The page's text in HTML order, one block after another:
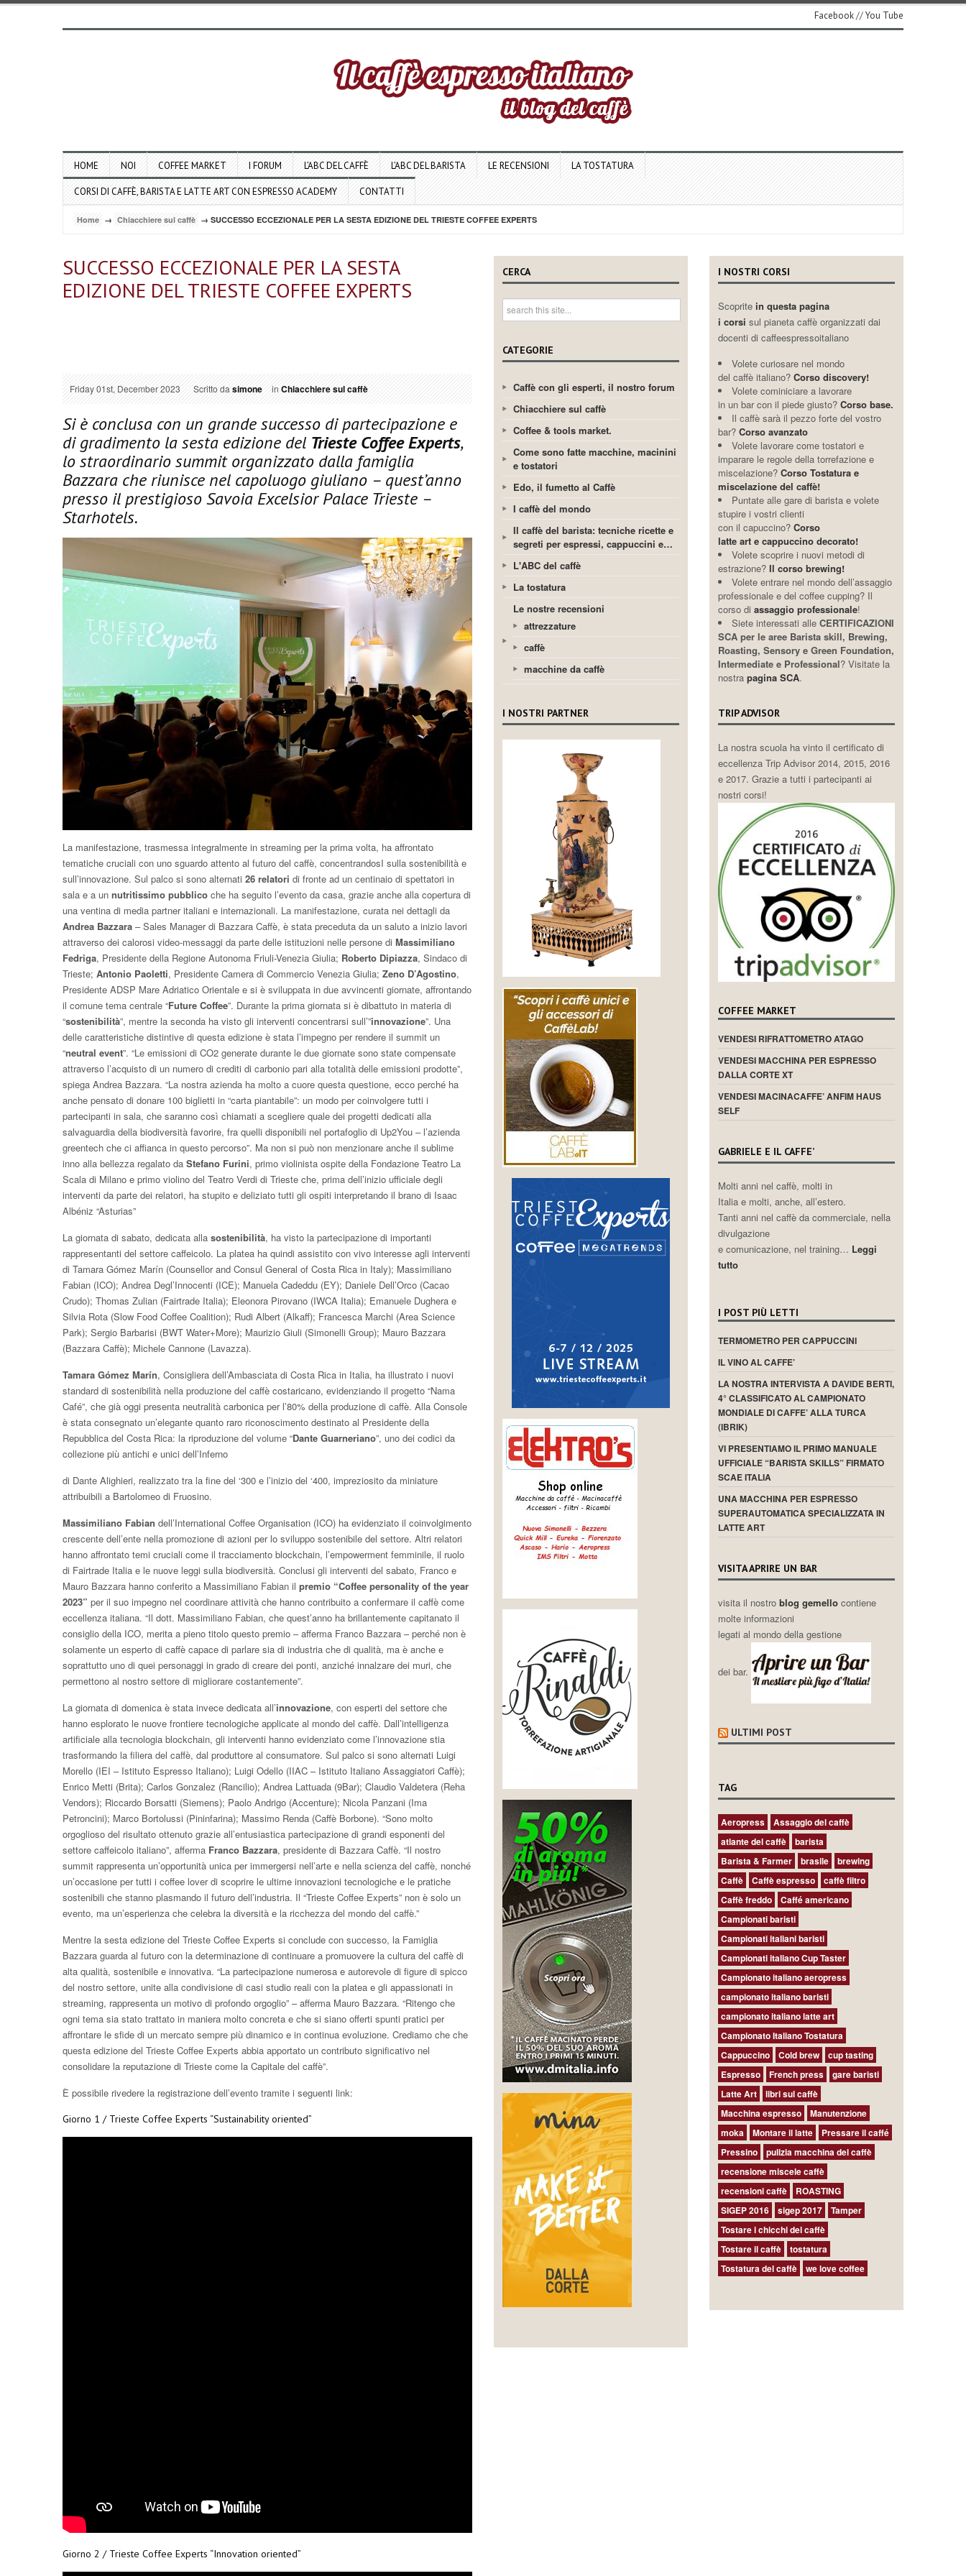
Facebook//You Tube
HOME NOI COFFEE MARKET I FORUM L’ABC DEL CAFFÈ L’ABC DEL BARISTA LE RECENSIONI LA TOSTATURA
CORSI DI CAFFÈ, BARISTA E LATTE ART CON ESPRESSO ACADEMY CONTATTI
Home → Chiacchiere sul caffè → SUCCESSO ECCEZIONALE PER LA SESTA EDIZIONE DEL TRIESTE COFFEE EXPERTS
SUCCESSO ECCEZIONALE PER LA SESTA
EDIZIONE DEL TRIESTE COFFEE EXPERTS
Friday 01st, December 2023 Scritto dasimone inChiacchiere sul caffè
Si è conclusa con un grande successo di partecipazione e
di gradimento la sesta edizione del Trieste Coffee Experts,
lo straordinario summit organizzato dalla famiglia
Bazzara che riunisce nel capoluogo giuliano – quest’anno
presso il prestigioso Savoia Excelsior Palace Trieste –
Starhotels.
La manifestazione, trasmessa integralmente in streaming per la prima volta, ha affrontato
tematiche cruciali con uno sguardo attento al futuro del caffè, concentrandosI sulla sostenibilità e
sull’innovazione. Sul palco si sono alternati 26 relatori di fronte ad un centinaio di spettatori in
sala e a un nutritissimo pubblico che ha seguito l’evento da casa, grazie anche alla copertura di
una ventina di media partner italiani e internazionali. La manifestazione, curata nei dettagli da
Andrea Bazzara – Sales Manager di Bazzara Caffè, è stata preceduta da un saluto a inizio lavori
attraverso dei calorosi video-messaggi da parte delle istituzioni nelle persone di Massimiliano
Fedriga, Presidente della Regione Autonoma Friuli-Venezia Giulia; Roberto Dipiazza, Sindaco di
Trieste; Antonio Paoletti, Presidente Camera di Commercio Venezia Giulia; Zeno D’Agostino,
Presidente ADSP Mare Adriatico Orientale e si è sviluppata in due avvincenti giornate, affrontando
il comune tema centrale “Future Coffee”. Durante la prima giornata si è dibattuto in materia di
“sostenibilità”, mentre la seconda ha visto gli interventi concentrarsi sull’”innovazione”. Una
delle caratteristiche distintive di questa edizione è stata l’impegno per rendere il summit un
“neutral event”. “Le emissioni di CO2 generate durante le due giornate sono state compensate
attraverso l’acquisto di un numero di crediti di carbonio pari alla totalità delle emissioni prodotte”,
spiega Andrea Bazzara. “La nostra azienda ha molto a cuore questa questione, ecco perché ha
anche pensato di donare 100 biglietti in “carta piantabile”: un modo per coinvolgere tutti i
partecipanti in sala, che saranno così chiamati a scegliere quale dei progetti dedicati alla
salvaguardia della biodiversità favorire, fra quelli disponibili nel portafoglio di Up2You – l’azienda
greentech che ci affianca in questo percorso”. Ma non si può non menzionare anche il sublime
inno alla bellezza regalato da Stefano Furini, primo violinista ospite della Fondazione Teatro La
Scala di Milano e primo violino del Teatro Verdi di Trieste che, prima dell’inizio ufficiale degli
interventi da parte dei relatori, ha stupito e deliziato tutti gli ospiti interpretando il brano di Isaac
Albéniz “Asturias”
La giornata di sabato, dedicata alla sostenibilità, ha visto la partecipazione di importanti
rappresentanti del settore caffeicolo. La platea ha quindi assistito con vivo interesse agli interventi
di Tamara Gómez Marín (Counsellor and Consul General of Costa Rica in Italy); Massimiliano
Fabian (ICO); Andrea Degl’Innocenti (ICE); Manuela Cadeddu (EY); Daniele Dell’Orco (Cacao
Crudo); Thomas Zulian (Fairtrade Italia); Eleonora Pirovano (IWCA Italia); Emanuele Dughera e
Silvia Rota (Slow Food Coffee Coalition); Rudi Albert (Alkaff); Francesca Marchi (Area Science
Park); Sergio Barbarisi (BWT Water+More); Maurizio Giuli (Simonelli Group); Mauro Bazzara
(Bazzara Caffè); Michele Cannone (Lavazza).
Tamara Gómez Marín, Consigliera dell’Ambasciata di Costa Rica in Italia, ha illustrato i nuovi
standard di sostenibilità nella produzione del caffè costaricano, evidenziando il progetto “Nama
Café”, che già oggi presenta neutralità carbonica per l’80% della produzione di caffè. Alla Console
è stata consegnato un’elegante quanto raro riconoscimento destinato al Presidente della
Repubblica del Costa Rica: la riproduzione del volume “Dante Guarneriano”, uno dei codici da
collezione più antichi e unici dell’Inferno
di Dante Alighieri, realizzato tra la fine del ‘300 e l’inizio del ‘400, impreziosito da miniature
attribuibili a Bartolomeo di Fruosino.
Massimiliano Fabian dell’International Coffee Organisation (ICO) ha evidenziato il coinvolgimento
crescente dell’ente nella promozione di azioni per lo sviluppo sostenibile del settore. Altri relatori
hanno affrontato temi cruciali come il tracciamento blockchain, l’empowerment femminile, il ruolo
di Fairtrade Italia e le nuove leggi sulla biodiversità. Conclusi gli interventi del sabato, Franco e
Mauro Bazzara hanno conferito a Massimiliano Fabian il premio “Coffee personality of the year
2023” per il suo impegno nel coordinare attività che hanno contribuito a confermare il caffè come
eccellenza italiana. “Il dott. Massimiliano Fabian, che quest’anno ha brillantemente capitanato il
consiglio della ICO, merita a pieno titolo questo premio – afferma Franco Bazzara – perché non è
solamente un esperto di caffè capace di parlare sia di industria che di qualità, ma è anche e
soprattutto uno di quei personaggi in grado di creare dei ponti, anziché innalzare dei muri, che
permettono al nostro settore di migliorare costantemente”.
La giornata di domenica è stata invece dedicata all’innovazione, con esperti del settore che
hanno esplorato le nuove frontiere tecnologiche applicate al mondo del caffè. Dall’intelligenza
artificiale alla tecnologia blockchain, gli interventi hanno evidenziato come l’innovazione stia
trasformando la filiera del caffè, dal produttore al consumatore. Sul palco si sono alternati Luigi
Morello (IEI – Istituto Espresso Italiano); Luigi Odello (IIAC – Istituto Italiano Assaggiatori Caffè);
Enrico Metti (Brita); Carlos Gonzalez (Rancilio); Andrea Lattuada (9Bar); Claudio Valdetera (Reha
Vendors); Riccardo Borsatti (Siemens); Paolo Andrigo (Accenture); Nicola Panzani (Ima
Petroncini); Marco Bortolussi (Pininfarina); Massimo Renda (Caffè Borbone). “Sono molto
orgoglioso del risultato ottenuto grazie all’entusiastica partecipazione di grandi esponenti del
settore caffeicolo italiano”, afferma Franco Bazzara, presidente di Bazzara Caffè. “Il nostro
summit rappresenta un’opportunità unica per immergersi nell’arte e nella scienza del caffè, nonché
un’occasione per tutti i coffee lover di scoprire le ultime innovazioni tecnologiche e le pratiche
sostenibili che stanno plasmando il futuro dell’industria. Il “Trieste Coffee Experts” non è solo un
evento, ma un’esperienza che celebra la diversità e la ricchezza del mondo del caffè.”
Mentre la sesta edizione del Trieste Coffee Experts si conclude con successo, la Famiglia
Bazzara guarda al futuro con la determinazione di continuare a promuovere la cultura del caffè di
alta qualità, sostenibile e innovativa. “La partecipazione numerosa e autorevole di figure di spicco
del nostro settore, unite alla condivisione di casi studio reali con la platea e gli appassionati in
streaming, rappresenta un motivo di profondo orgoglio” – afferma Mauro Bazzara. “Ritengo che
ogni tema sia stato trattato in maniera molto concreta e che si siano offerti spunti pratici per
affrontare le sfide di un mercato sempre più dinamico e in continua evoluzione. Crediamo che che
questa edizione del Trieste Coffee Experts abbia apportato un contributo significativo nel
consolidare la reputazione di Trieste come la Capitale del caffè”.
È possibile rivedere la registrazione dell’evento tramite i seguenti link:
Giorno 1 / Trieste Coffee Experts “Sustainability oriented”
Giorno 2 / Trieste Coffee Experts “Innovation oriented”
CERCA
CATEGORIE
Caffè con gli esperti, il nostro forum
Chiacchiere sul caffè
Coffee & tools market.
Come sono fatte macchine, macinini
e tostatori
Edo, il fumetto al Caffè
I caffè del mondo
Il caffè del barista: tecniche ricette e
segreti per espressi, cappuccini e…
L'ABC del caffè
La tostatura
Le nostre recensioni
attrezzature
caffè
macchine da caffè
I NOSTRI PARTNER
I NOSTRI CORSI
Scoprite in questa pagina
i corsi sul pianeta caffè organizzati dai
docenti di caffeespressoitaliano
Volete curiosare nel mondo
del caffè italiano?Corso discovery!
Volete cominiciare a lavorare
in un bar con il piede giusto? Corso base.
Il caffè sarà il pezzo forte del vostro
bar? Corso avanzato
Volete lavorare come tostatori e
imparare le regole della torrefazione e
miscelazione? Corso Tostatura e
miscelazione del caffè!
Puntate alle gare di barista e volete
stupire i vostri clienti
con il capuccino? Corso
latte art e cappuccino decorato!
Volete scoprire i nuovi metodi di
estrazione? Il corso brewing!
Volete entrare nel mondo dell’assaggio
professionale e del coffee cupping? Il
corso di assaggio professionale!
Siete interessati alle CERTIFICAZIONI
SCA per le aree Barista skill, Brewing,
Roasting, Sensory e Green Foundation,
Intermediate e Professional? Visitate la
nostra pagina SCA.
TRIP ADVISOR
La nostra scuola ha vinto il certificato di
eccellenza Trip Advisor 2014, 2015, 2016
e 2017. Grazie a tutti i partecipanti ai
nostri corsi!
COFFEE MARKET
VENDESI RIFRATTOMETRO ATAGO
VENDESI MACCHINA PER ESPRESSO
DALLA CORTE XT
VENDESI MACINACAFFE’ ANFIM HAUS
SELF
GABRIELE E IL CAFFE’
Molti anni nel caffè, molti in
Italia e molti, anche, all’estero.
Tanti anni nel caffè da commerciale, nella
divulgazione
e comunicazione, nel training… Leggi
tutto
I POST PIÙ LETTI
TERMOMETRO PER CAPPUCCINI
IL VINO AL CAFFE’
LA NOSTRA INTERVISTA A DAVIDE BERTI,
4° CLASSIFICATO AL CAMPIONATO
MONDIALE DI CAFFE’ ALLA TURCA
(IBRIK)
VI PRESENTIAMO IL PRIMO MANUALE
UFFICIALE “BARISTA SKILLS” FIRMATO
SCAE ITALIA
UNA MACCHINA PER ESPRESSO
SUPERAUTOMATICA SPECIALIZZATA IN
LATTE ART
VISITA APRIRE UN BAR
visita il nostro blog gemello contiene
molte informazioni
legati al mondo della gestione
dei bar.
ULTIMI POST
TAG
Aeropress
Assaggio del caffè
atlante del caffè
barista
Barista & Farmer
brasile
brewing
Caffè
Caffè espresso
caffè filtro
Caffè freddo
Caffé americano
Campionati baristi
Campionati italiani baristi
Campionati italiano Cup Taster
Campionato italiano aeropress
campionato italiano baristi
campionato italiano latte art
Campionato Italiano Tostatura
Cappuccino
Cold brew
cup tasting
Espresso
French press
gare baristi
Latte Art
libri sul caffè
Macchina espresso
Manutenzione
moka
Montare il latte
Pressare il caffé
Pressino
pulizia macchina del caffè
recensione miscele caffè
recensioni caffè
ROASTING
SIGEP 2016
sigep 2017
Tamper
Tostare i chicchi del caffè
Tostare il caffè
tostatura
Tostatura del caffè
we love coffee